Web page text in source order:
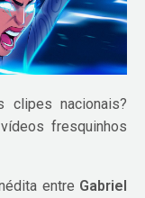
clipes nacionais?
fresquinhos
entre Gabriel